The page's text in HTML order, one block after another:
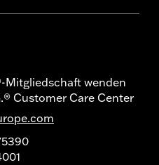
Mitgliedschaft wenden
Customer Care Center